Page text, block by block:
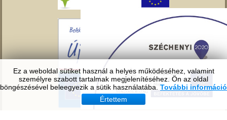
Ez a weboldal sütiket használ a helyes működéséhez, valamint
személyre szabott tartalmak megjelenítéséhez. Ön az oldal
böngészésével beleegyezik a sütik használatába. További információ
Értettem